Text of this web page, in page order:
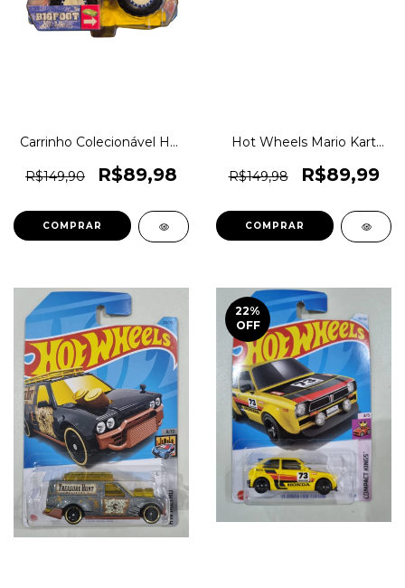
Carrinho Colecionável Hot
Big Foot 1:64 em Metal
Original Mattel 1magnus
R$149,90 R$89,98
COMPRAR
Hot Wheels Mario Kart
1magnus
R$149,98 R$89,99
COMPRAR
22%
OFF